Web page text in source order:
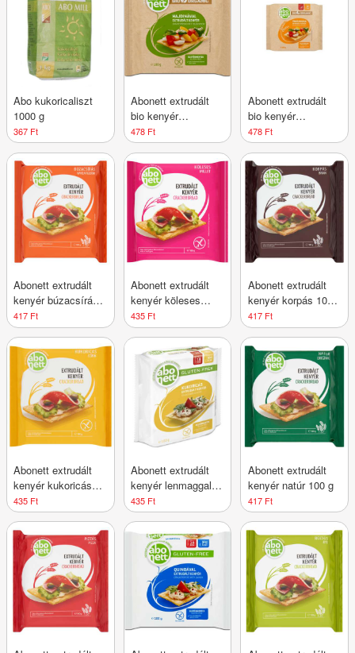
Abo kukoricaliszt
1000 g
367 Ft
Abonett extrudált
bio kenyér
hajdinával
gluténmentes 100 g
478 Ft
Abonett extrudált
bio kenyér
tönkölybúzával 100
g
478 Ft
Abonett extrudált
kenyér búzacsírás
100 g
417 Ft
Abonett extrudált
kenyér köleses
gluténmentes 100 g
435 Ft
Abonett extrudált
kenyér korpás 100
g
417 Ft
Abonett extrudált
kenyér kukoricás
gluténmentes 100 g
435 Ft
Abonett extrudált
kenyér lenmaggal
gluténmentes 100 g
435 Ft
Abonett extrudált
kenyér natúr 100 g
417 Ft